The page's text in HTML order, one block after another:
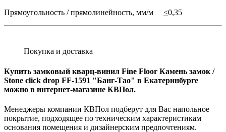
Прямоугольность / прямолинейность, мм/м <0,35
Покупка и доставка
Купить замковый кварц-винил Fine Floor Камень замок /
Stone click drop FF-1591 "Банг-Тао" в Екатеринбурге
можно в интернет-магазине КВПол.
Менеджеры компании КВПол подберут для Вас напольное
покрытие, подходящее по техническим характеристикам
основания помещения и дизайнерским предпочтениям.